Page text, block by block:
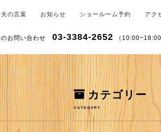
の言葉 お知らせ ショールーム予約 アク
のお問い合わせ 03-3384-2652 （
カテゴリー
CATEGORY